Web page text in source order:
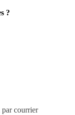
?
courrier